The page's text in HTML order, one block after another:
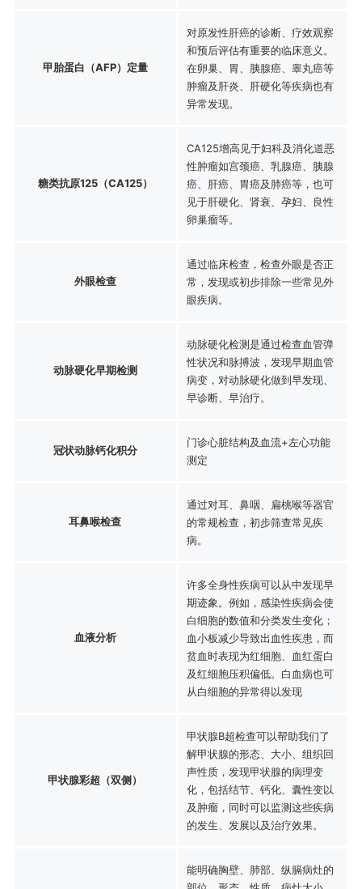
甲胎蛋白（AFP）定量
对原发性肝癌的诊断、疗效观察
和预后评估有重要的临床意义。
在卵巢、胃、胰腺癌、睾丸癌等
肿瘤及肝炎、肝硬化等疾病也有
异常发现。
糖类抗原125（CA125）
CA125增高见于妇科及消化道恶
性肿瘤如宫颈癌、乳腺癌、胰腺
癌、肝癌、胃癌及肺癌等，也可
见于肝硬化、肾衰、孕妇、良性
卵巢瘤等。
外眼检查
通过临床检查，检查外眼是否正
常，发现或初步排除一些常见外
眼疾病。
动脉硬化早期检测
动脉硬化检测是通过检查血管弹
性状况和脉搏波，发现早期血管
病变，对动脉硬化做到早发现、
早诊断、早治疗。
冠状动脉钙化积分
门诊心脏结构及血流+左心功能
测定
耳鼻喉检查
通过对耳、鼻咽、扁桃喉等器官
的常规检查，初步筛查常见疾
病。
血液分析
许多全身性疾病可以从中发现早
期迹象。例如，感染性疾病会使
白细胞的数值和分类发生变化；
血小板减少导致出血性疾患，而
贫血时表现为红细胞、血红蛋白
及红细胞压积偏低。白血病也可
从白细胞的异常得以发现
甲状腺彩超（双侧）
甲状腺B超检查可以帮助我们了
解甲状腺的形态、大小、组织回
声性质，发现甲状腺的病理变
化，包括结节、钙化、囊性变以
及肿瘤，同时可以监测这些疾病
的发生、发展以及治疗效果。
能明确胸壁、肺部、纵膈病灶的